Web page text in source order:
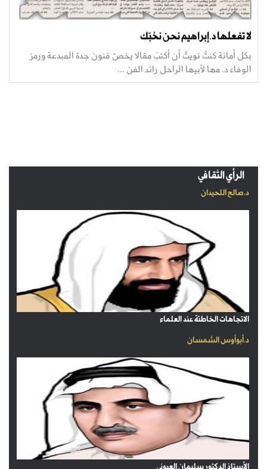
لا تفعلها د.إبراهيم نحن نحُبّك
بكل أمانة كنتُ نويتُ أن أكتبَ مقالا يخصّ فنون جدة المبدعة ورمز
الوفاء د. مها لأبيها الراحل رائد الفن ...
الرأي الثقافي
د.صالح اللحيدان
الاتجاهات الخاطئة عند العلماء
د.أبوأوس الشمسان
الأستاذ الدكتور سليمان العيوني